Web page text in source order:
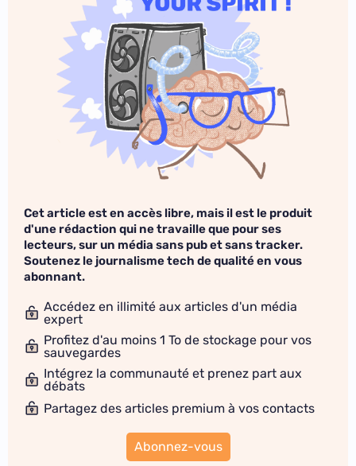
Cet article est en accès libre, mais il est le produit
d'une rédaction qui ne travaille que pour ses
lecteurs, sur un média sans pub et sans tracker.
Soutenez le journalisme tech de qualité en vous
abonnant.
Accédez en illimité aux articles d'un média
expert
Profitez d'au moins 1 To de stockage pour vos
sauvegardes
Intégrez la communauté et prenez part aux
débats
Partagez des articles premium à vos contacts
Abonnez-vous